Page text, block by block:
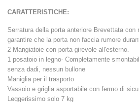
CARATTERISTICHE:
Serratura della porta anteriore Brevettata con
garantire che la porta non faccia rumore
2 Mangiatoie con porta girevole all'esterno.
1 posatoio in legno- Completamente
senza dadi, nessun bullone
Maniglia per il trasporto
Vassoio e griglia asportabile con fermo di
Leggerissimo solo 7 kg